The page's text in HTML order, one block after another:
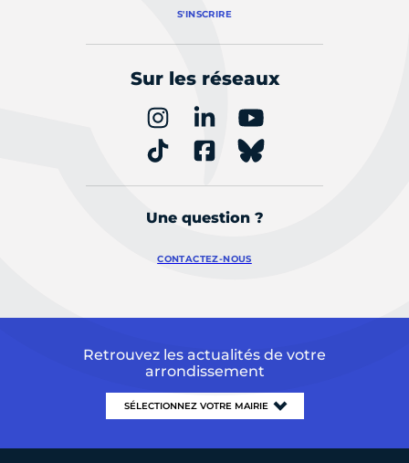
S'INSCRIRE
Sur les réseaux
Une question ?
CONTACTEZ-NOUS
Retrouvez les actualités de votre
arrondissement